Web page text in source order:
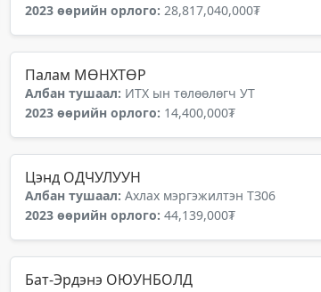
2023 өөрийн орлого: 28,817,040,000₮
Палам МӨНХТӨР
Албан тушаал: ИТХ ын төлөөлөгч УТ
2023 өөрийн орлого: 14,400,000₮
Цэнд ОДЧУЛУУН
Албан тушаал: Ахлах мэргэжилтэн ТЗ06
2023 өөрийн орлого: 44,139,000₮
Бат-Эрдэнэ ОЮУНБОЛД